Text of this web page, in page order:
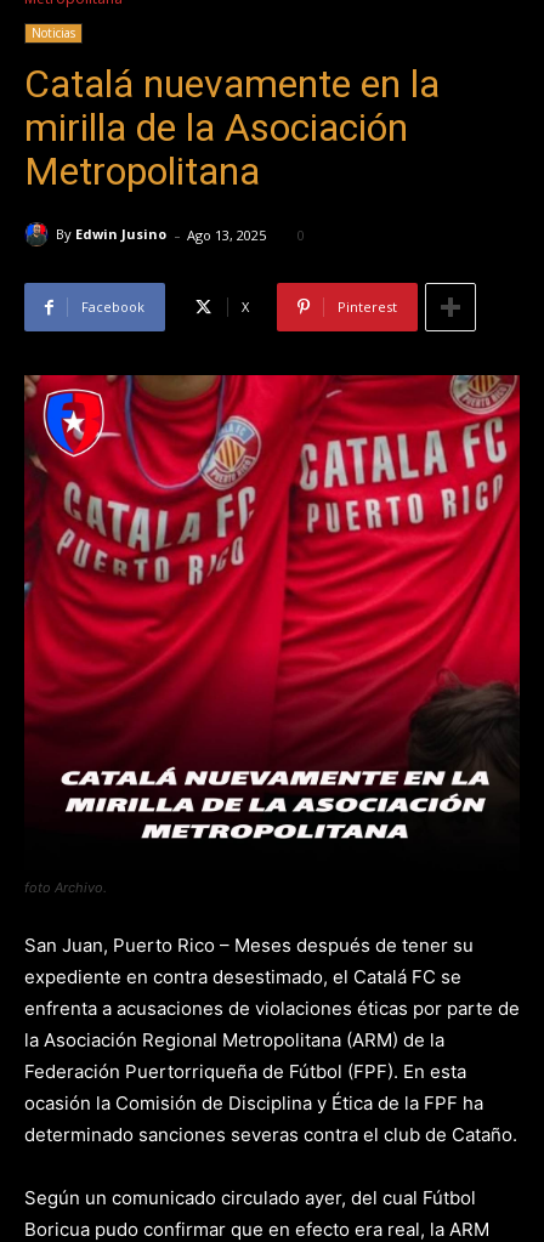
Noticias
Catalá nuevamente en la
mirilla de la Asociación
Metropolitana
By Edwin Jusino - Ago 13, 2025 0
Facebook X Pinterest
foto Archivo.
San Juan, Puerto Rico – Meses después de tener su
expediente en contra desestimado, el Catalá FC se
enfrenta a acusaciones de violaciones éticas por parte de
la Asociación Regional Metropolitana (ARM) de la
Federación Puertorriqueña de Fútbol (FPF). En esta
ocasión la Comisión de Disciplina y Ética de la FPF ha
determinado sanciones severas contra el club de Cataño.
Según un comunicado circulado ayer, del cual Fútbol
Boricua pudo confirmar que en efecto era real, la ARM